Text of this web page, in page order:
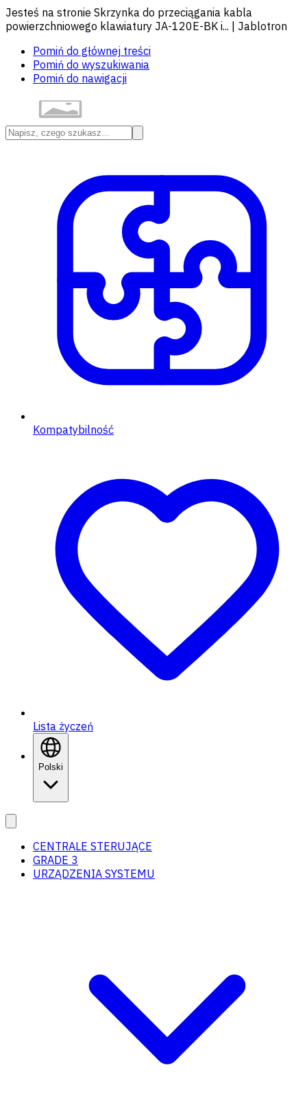
Jesteś na stronie Skrzynka do przeciągania kabla
powierzchniowego klawiatury JA-120E-BK i... | Jablotron
Pomiń do głównej treści
Pomiń do wyszukiwania
Pomiń do nawigacji
Kompatybilność
Lista życzeń
Polski
CENTRALE STERUJĄCE
GRADE 3
URZĄDZENIA SYSTEMU